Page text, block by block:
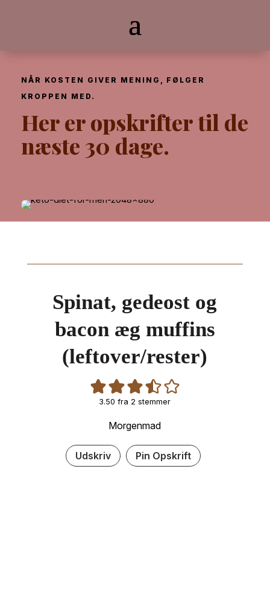
NÅR KOSTEN GIVER MENING, FØLGER
KROPPEN MED.
Her er opskrifter til de
næste 30 dage.
Spinat, gedeost og
bacon æg muffins
(leftover/rester)
3.50 fra 2 stemmer
Morgenmad
Udskriv Pin Opskrift